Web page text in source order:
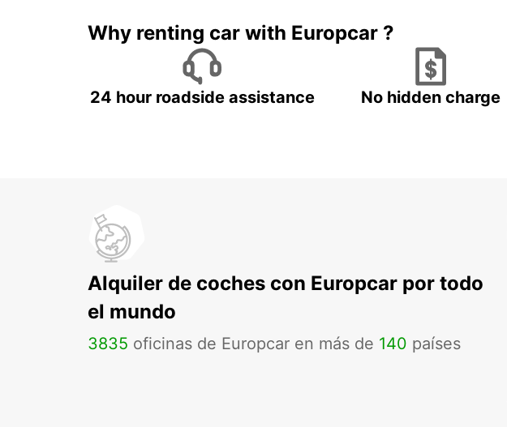
Why renting car with Europcar ?
24 hour roadside assistance No hidden charge
Alquiler de coches con Europcar por todo
el mundo
3835 oficinas de Europcar en más de 140 países